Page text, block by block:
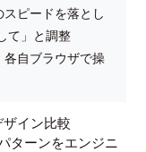
ピードを落とし
て」と調整
自ブラウザで操
イン比較
ターンをエンジニ